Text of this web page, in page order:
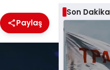
Paylaş
Son Dakika